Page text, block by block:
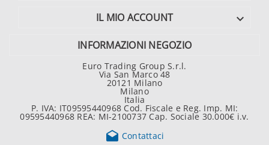
IL MIO ACCOUNT 
INFORMAZIONI NEGOZIO
Euro Trading Group S.r.l.
Via San Marco 48
20121 Milano
Milano
Italia
P. IVA: IT09595440968 Cod. Fiscale e Reg. Imp. MI:
09595440968 REA: MI-2100737 Cap. Sociale 30.000€ i.v.
 Contattaci